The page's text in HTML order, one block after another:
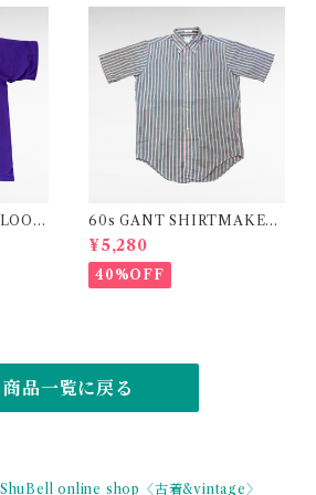
60s GANT SHIRTMAKER
S" The Hugger" stripe shir
t
¥5,280
40%OFF
商品一覧に戻る
online shop〈古着&vintage〉